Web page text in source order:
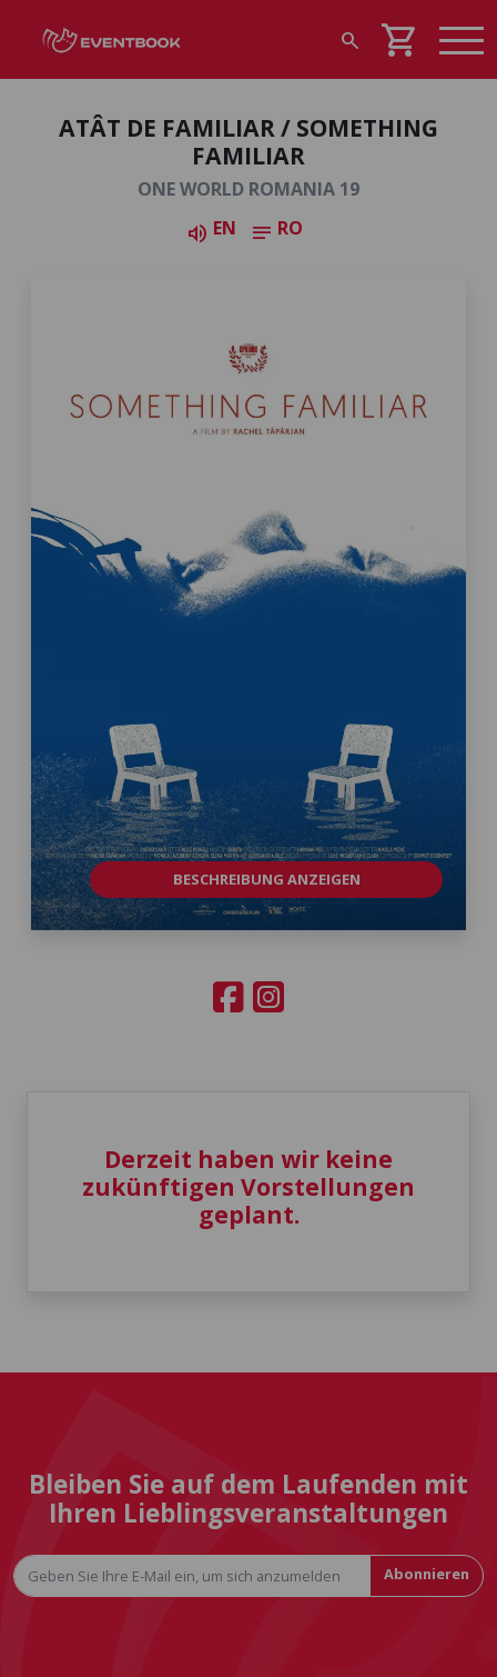
search shopping_cart
ATÂT DE FAMILIAR / SOMETHING
FAMILIAR
ONE WORLD ROMANIA 19
volume_up EN notes RO
BESCHREIBUNG ANZEIGEN
Derzeit haben wir keine
zukünftigen Vorstellungen
geplant.
Bleiben Sie auf dem Laufenden mit
Ihren Lieblingsveranstaltungen
Abonnieren